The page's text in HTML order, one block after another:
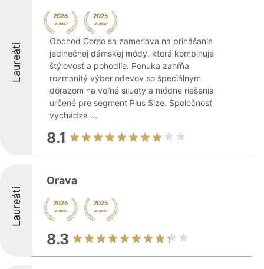
Laureáti
Obchod Corso sa zameriava na prinášanie
jedinečnej dámskej módy, ktorá kombinuje
štýlovosť a pohodlie. Ponuka zahŕňa
rozmanitý výber odevov so špeciálnym
dôrazom na voľné siluety a módne riešenia
určené pre segment Plus Size. Spoločnosť
vychádza ...
8.1
Laureáti
Orava
8.3